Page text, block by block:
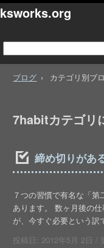
ksworks.org
ブログ カテゴリ別ブ
7habitカテゴリ
締め切りがあ
７つの習慣で有名な「
あります。 数ヶ月後の
が、今すぐ必要という訳
投稿日: 2012年5月 2日 /